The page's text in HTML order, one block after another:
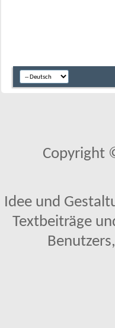
Copyright
Idee und
Textbeiträge